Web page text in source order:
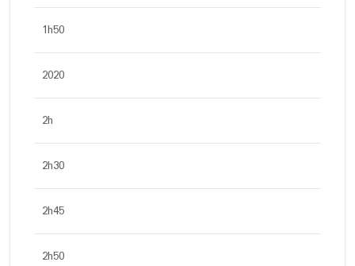
1h50
2020
2h
2h30
2h45
2h50